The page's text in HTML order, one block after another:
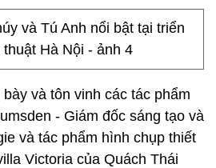
và tôn vinh các tác phẩm
- Giám đốc sáng tạo và
và tác phẩm hình chụp thiết
Victoria của Quách Thái